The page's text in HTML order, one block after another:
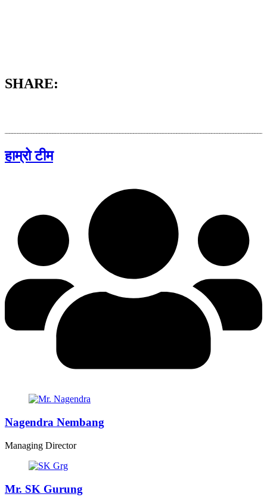
SHARE:
हाम्रो टीम
Nagendra Nembang
Managing Director
Mr. SK Gurung